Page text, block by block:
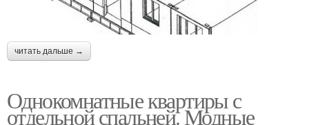
читать дальше →
Однокомнатные квартиры с
отдельной спальней. Модные